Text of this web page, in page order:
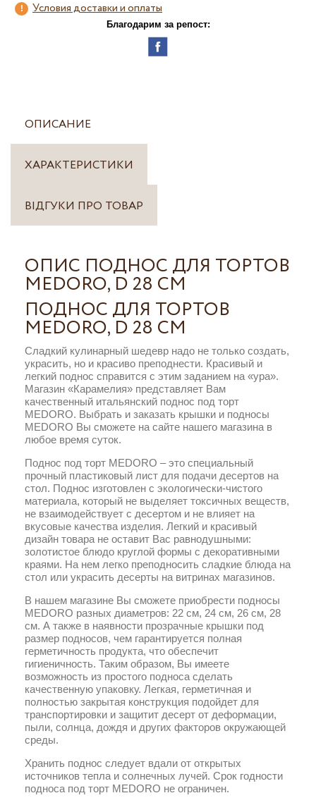
Условия доставки и оплаты
Благодарим за репост:
ОПИСАНИЕ
ХАРАКТЕРИСТИКИ
ВІДГУКИ ПРО ТОВАР
ОПИС ПОДНОС ДЛЯ ТОРТОВ
MEDORO, D 28 СМ
ПОДНОС ДЛЯ ТОРТОВ
MEDORO, D 28 СМ
Сладкий кулинарный шедевр надо не только создать,
украсить, но и красиво преподнести. Красивый и
легкий поднос справится с этим заданием на «ура».
Магазин «Карамелия» представляет Вам
качественный итальянский поднос под торт
MEDORO. Выбрать и заказать крышки и подносы
MEDORO Вы сможете на сайте нашего магазина в
любое время суток.
Поднос под торт MEDORO – это специальный
прочный пластиковый лист для подачи десертов на
стол. Поднос изготовлен с экологически-чистого
материала, который не выделяет токсичных веществ,
не взаимодействует с десертом и не влияет на
вкусовые качества изделия. Легкий и красивый
дизайн товара не оставит Вас равнодушными:
золотистое блюдо круглой формы с декоративными
краями. На нем легко преподносить сладкие блюда на
стол или украсить десерты на витринах магазинов.
В нашем магазине Вы сможете приобрести подносы
MEDORO разных диаметров: 22 см, 24 см, 26 см, 28
см. А также в наявности прозрачные крышки под
размер подносов, чем гарантируется полная
герметичность продукта, что обеспечит
гигиеничность. Таким образом, Вы имеете
возможность из простого подноса сделать
качественную упаковку. Легкая, герметичная и
полностью закрытая конструкция подойдет для
транспортировки и защитит десерт от деформации,
пыли, солнца, дождя и других факторов окружающей
среды.
Хранить поднос следует вдали от открытых
источников тепла и солнечных лучей. Срок годности
подноса под торт MEDORO не ограничен.